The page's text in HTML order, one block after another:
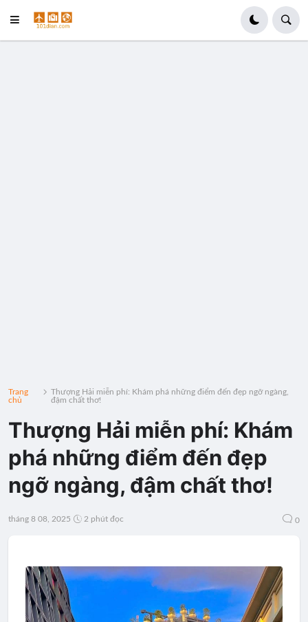
Trang
chủ
Thượng Hải miễn phí: Khám phá những điểm đến đẹp ngỡ ngàng,
đậm chất thơ!
Thượng Hải miễn phí: Khám
phá những điểm đến đẹp
ngỡ ngàng, đậm chất thơ!
tháng 8 08, 2025 2 phút đọc 0